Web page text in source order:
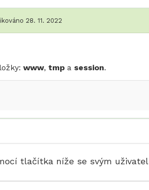
28. 11. 2022
www, tmp a session.
tlačítka níže se svým